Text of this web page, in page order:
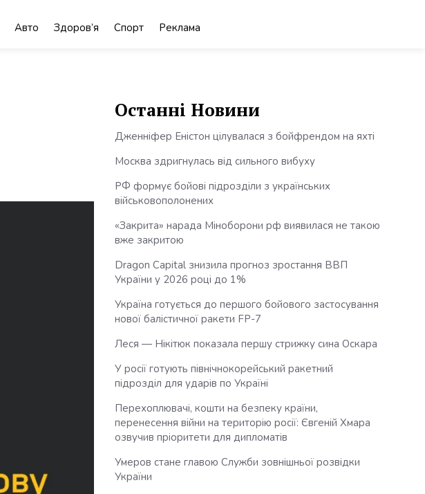
Авто Здоров’я Спорт Реклама
Останні Новини
Дженніфер Еністон цілувалася з бойфрендом на яхті
Москва здригнулась від сильного вибуху
РФ формує бойові підрозділи з українських
військовополонених
«Закрита» нарада Міноборони рф виявилася не такою
вже закритою
Dragon Capital знизила прогноз зростання ВВП
України у 2026 році до 1%
Україна готується до першого бойового застосування
нової балістичної ракети FP-7
Леся — Нікітюк показала першу стрижку сина Оскара
У росії готують північнокорейський ракетний
підрозділ для ударів по Україні
Перехоплювачі, кошти на безпеку країни,
перенесення війни на територію росії: Євгеній Хмара
озвучив пріоритети для дипломатів
Умеров стане главою Служби зовнішньої розвідки
України